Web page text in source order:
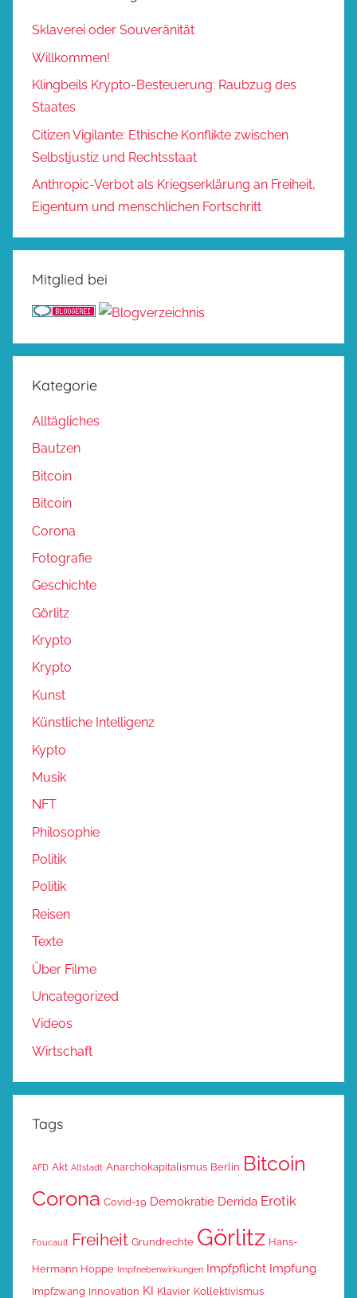
Sklaverei oder Souveränität
Willkommen!
Klingbeils Krypto-Besteuerung: Raubzug des
Staates
Citizen Vigilante: Ethische Konflikte zwischen
Selbstjustiz und Rechtsstaat
Anthropic-Verbot als Kriegserklärung an Freiheit,
Eigentum und menschlichen Fortschritt
Mitglied bei
Kategorie
Alltägliches
Bautzen
Bitcoin
Bitcoin
Corona
Fotografie
Geschichte
Görlitz
Krypto
Krypto
Kunst
Künstliche Intelligenz
Kypto
Musik
NFT
Philosophie
Politik
Politik
Reisen
Texte
Über Filme
Uncategorized
Videos
Wirtschaft
Tags
AFD Akt Altstadt Anarchokapitalismus Berlin Bitcoin
Corona Covid-19 Demokratie Derrida Erotik
Foucault Freiheit Grundrechte Görlitz Hans-
Hermann Hoppe Impfnebenwirkungen Impfpflicht Impfung
Impfzwang Innovation KI Klavier Kollektivismus